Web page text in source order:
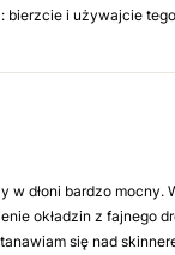
bierzcie i używajcie
w dłoni bardzo mocny.
okładzin z fajnego
się nad